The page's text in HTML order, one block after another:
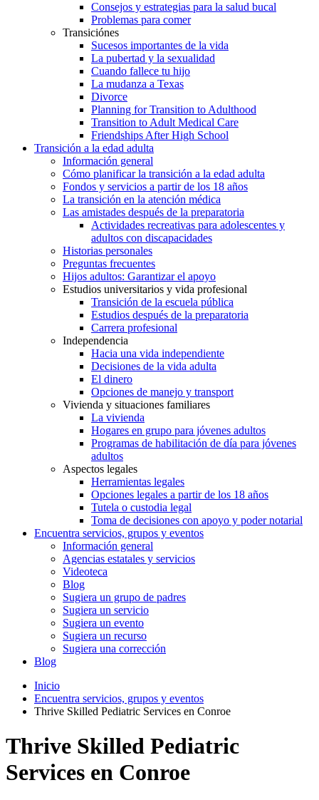
Consejos y estrategias para la salud bucal
Problemas para comer
Transiciónes
Sucesos importantes de la vida
La pubertad y la sexualidad
Cuando fallece tu hijo
La mudanza a Texas
Divorce
Planning for Transition to Adulthood
Transition to Adult Medical Care
Friendships After High School
Transición a la edad adulta
Información general
Cómo planificar la transición a la edad adulta
Fondos y servicios a partir de los 18 años
La transición en la atención médica
Las amistades después de la preparatoria
Actividades recreativas para adolescentes y
adultos con discapacidades
Historias personales
Preguntas frecuentes
Hijos adultos: Garantizar el apoyo
Estudios universitarios y vida profesional
Transición de la escuela pública
Estudios después de la preparatoria
Carrera profesional
Independencia
Hacia una vida independiente
Decisiones de la vida adulta
El dinero
Opciones de manejo y transport
Vivienda y situaciones familiares
La vivienda
Hogares en grupo para jóvenes adultos
Programas de habilitación de día para jóvenes
adultos
Aspectos legales
Herramientas legales
Opciones legales a partir de los 18 años
Tutela o custodia legal
Toma de decisiones con apoyo y poder notarial
Encuentra servicios, grupos y eventos
Información general
Agencias estatales y servicios
Videoteca
Blog
Sugiera un grupo de padres
Sugiera un servicio
Sugiera un evento
Sugiera un recurso
Sugiera una corrección
Blog
Inicio
Encuentra servicios, grupos y eventos
Thrive Skilled Pediatric Services en Conroe
Thrive Skilled Pediatric
Services en Conroe